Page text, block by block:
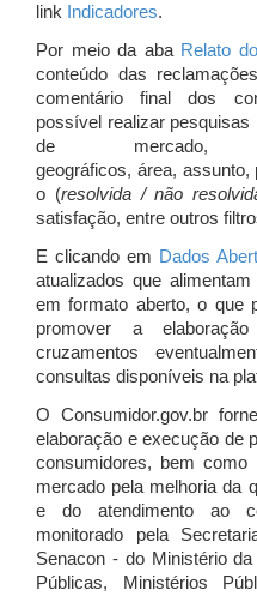
link Indicadores.
Por meio da aba Relato
conteúdo das
comentário final dos
possível realizar
de mercado,
geográficos, área,
o (resolvida / não
satisfação, entre outros
E clicando em Dados
atualizados que
em formato aberto, o que
promover a
cruzamentos
consultas disponíveis na
O Consumidor.gov.br
elaboração e execução de
consumidores, bem como
mercado pela melhoria da
e do atendimento ao
monitorado pela
Senacon - do Ministério
Públicas, Ministérios